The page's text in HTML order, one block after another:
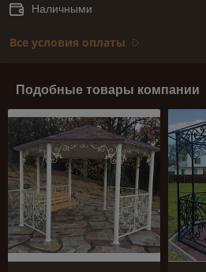
Наличными
Все условия оплаты
Подобные товары компании